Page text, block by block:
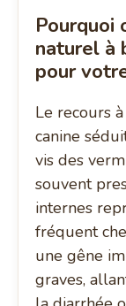
Pourquoi
naturel à
pour
Le recours
canine
vis des
souvent
internes
fréquent
une gêne
graves,